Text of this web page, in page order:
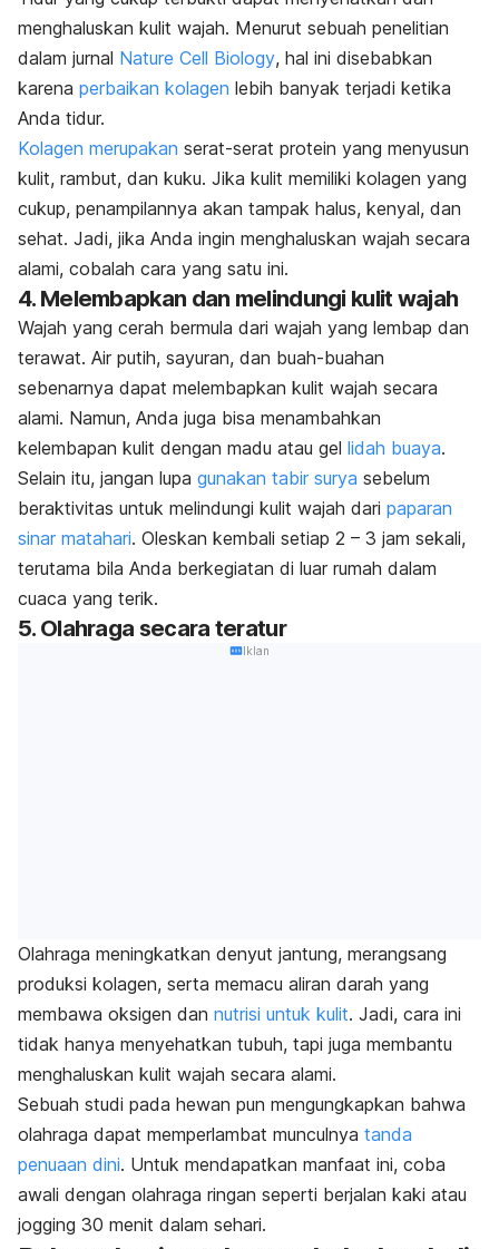
menghaluskan kulit wajah. Menurut sebuah penelitian
dalam jurnal Nature Cell Biology, hal ini disebabkan
karena perbaikan kolagen lebih banyak terjadi ketika
Anda tidur.
Kolagen merupakan serat-serat protein yang menyusun
kulit, rambut, dan kuku. Jika kulit memiliki kolagen yang
cukup, penampilannya akan tampak halus, kenyal, dan
sehat. Jadi, jika Anda ingin menghaluskan wajah secara
alami, cobalah cara yang satu ini.
4. Melembapkan dan melindungi kulit wajah
Wajah yang cerah bermula dari wajah yang lembap dan
terawat. Air putih, sayuran, dan buah-buahan
sebenarnya dapat melembapkan kulit wajah secara
alami. Namun, Anda juga bisa menambahkan
kelembapan kulit dengan madu atau gel lidah buaya.
Selain itu, jangan lupa gunakan tabir surya sebelum
beraktivitas untuk melindungi kulit wajah dari paparan
sinar matahari. Oleskan kembali setiap 2 – 3 jam sekali,
terutama bila Anda berkegiatan di luar rumah dalam
cuaca yang terik.
5. Olahraga secara teratur
Iklan
Olahraga meningkatkan denyut jantung, merangsang
produksi kolagen, serta memacu aliran darah yang
membawa oksigen dan nutrisi untuk kulit. Jadi, cara ini
tidak hanya menyehatkan tubuh, tapi juga membantu
menghaluskan kulit wajah secara alami.
Sebuah studi pada hewan pun mengungkapkan bahwa
olahraga dapat memperlambat munculnya tanda
penuaan dini. Untuk mendapatkan manfaat ini, coba
awali dengan olahraga ringan seperti berjalan kaki atau
jogging 30 menit dalam sehari.